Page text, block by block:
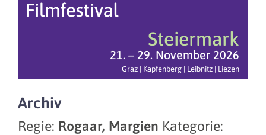
Steiermark
21. – 29. November 2026
Graz | Kapfenberg | Leibnitz | Liezen
Archiv
Regie: Rogaar, Margien Kategorie: